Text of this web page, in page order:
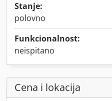
Stanje:
polovno
Funkcionalnost:
neispitano
Cena i lokacija